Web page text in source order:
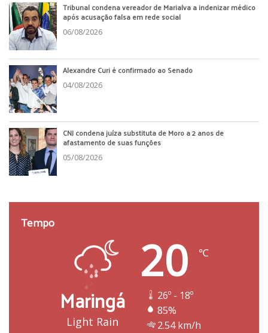
Tribunal condena vereador de Marialva a indenizar médico
após acusação falsa em rede social
06/08/2026
Alexandre Curi é confirmado ao Senado
04/08/2026
CNJ condena juíza substituta de Moro a 2 anos de
afastamento de suas funções
05/08/2026
Tempo
Maringá
Light Rain
20 ℃
26º - 18º
85%
2.54 km/h